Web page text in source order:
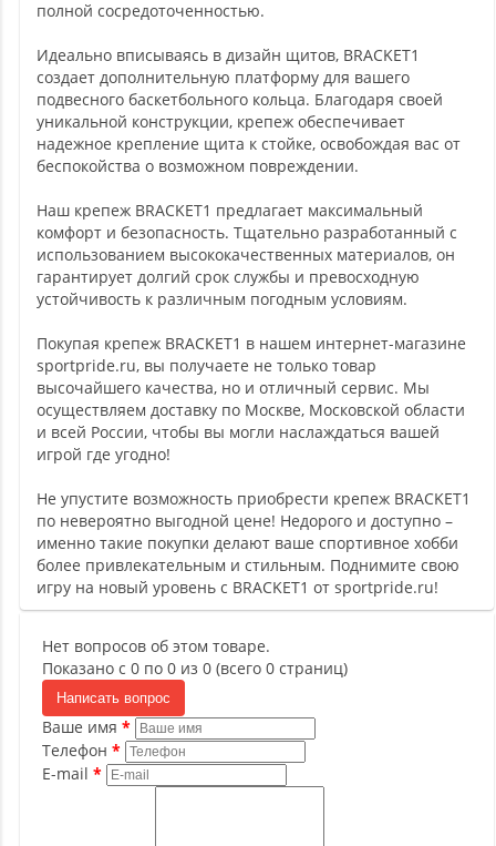
полной сосредоточенностью.
Идеально вписываясь в дизайн щитов, BRACKET1
создает дополнительную платформу для вашего
подвесного баскетбольного кольца. Благодаря своей
уникальной конструкции, крепеж обеспечивает
надежное крепление щита к стойке, освобождая вас от
беспокойства о возможном повреждении.
Наш крепеж BRACKET1 предлагает максимальный
комфорт и безопасность. Тщательно разработанный с
использованием высококачественных материалов, он
гарантирует долгий срок службы и превосходную
устойчивость к различным погодным условиям.
Покупая крепеж BRACKET1 в нашем интернет-магазине
sportpride.ru, вы получаете не только товар
высочайшего качества, но и отличный сервис. Мы
осуществляем доставку по Москве, Московской области
и всей России, чтобы вы могли наслаждаться вашей
игрой где угодно!
Не упустите возможность приобрести крепеж BRACKET1
по невероятно выгодной цене! Недорого и доступно –
именно такие покупки делают ваше спортивное хобби
более привлекательным и стильным. Поднимите свою
игру на новый уровень с BRACKET1 от sportpride.ru!
Нет вопросов об этом товаре.
Показано с 0 по 0 из 0 (всего 0 страниц)
Написать вопрос
Ваше имя
Телефон
E-mail